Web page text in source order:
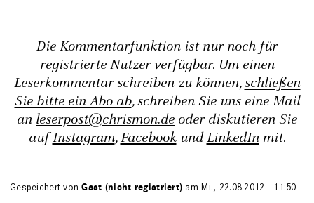
Die Kommentarfunktion ist nur noch für
registrierte Nutzer verfügbar. Um einen
Leserkommentar schreiben zu können,schließen
Sie bitte ein Abo ab, schreiben Sie uns eine Mail
an leserpost@chrismon.de oder diskutieren Sie
aufInstagram,FacebookundLinkedInmit.
Gespeichert vonGast (nicht registriert) am Mi., 22.08.2012 - 11:50